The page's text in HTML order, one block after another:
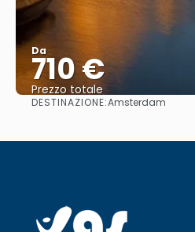
Da
710 €
Prezzo totale
Vedere
DESTINAZIONE:Amsterdam